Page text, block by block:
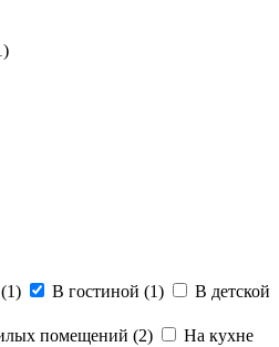
)
1) В гостиной (1)
В детской
помещений (2)
На кухне